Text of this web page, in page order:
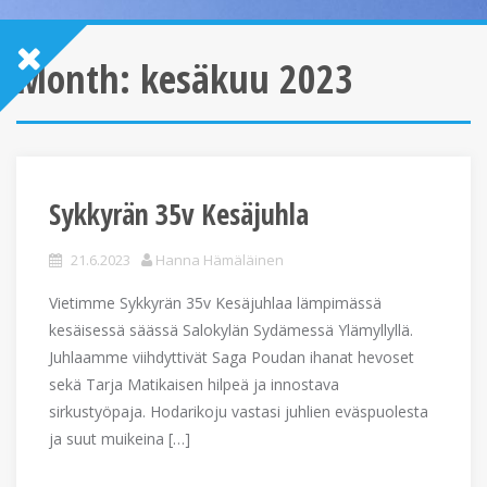
Month: kesäkuu 2023
Sykkyrän 35v Kesäjuhla
21.6.2023 Hanna Hämäläinen
Vietimme Sykkyrän 35v Kesäjuhlaa lämpimässä
kesäisessä säässä Salokylän Sydämessä Ylämyllyllä.
Juhlaamme viihdyttivät Saga Poudan ihanat hevoset
sekä Tarja Matikaisen hilpeä ja innostava
sirkustyöpaja. Hodarikoju vastasi juhlien eväspuolesta
ja suut muikeina […]